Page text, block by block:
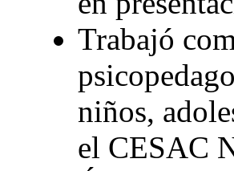
Trabajó
niños,
el CESAC